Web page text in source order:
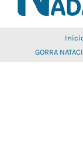
GORRA